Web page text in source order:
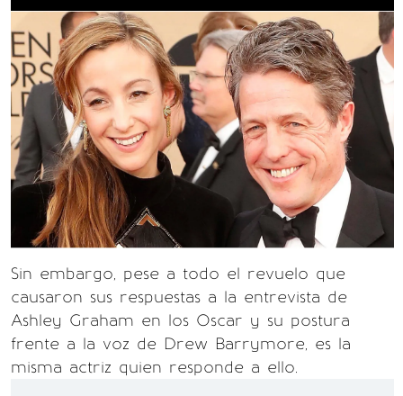
Sin embargo, pese a todo el revuelo que
causaron sus respuestas a la entrevista de
Ashley Graham en los Oscar y su postura
frente a la voz de Drew Barrymore, es la
misma actriz quien responde a ello.